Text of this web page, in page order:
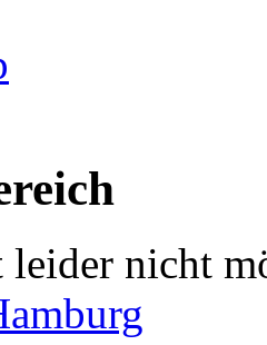
leider nicht